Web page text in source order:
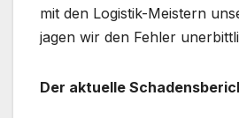
mit den Logistik-Meistern
jagen wir den Fehler
Der aktuelle